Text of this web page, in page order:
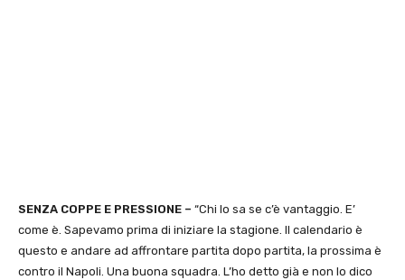
SENZA COPPE E PRESSIONE – “Chi lo sa se c’è vantaggio. E’
come è. Sapevamo prima di iniziare la stagione. Il calendario è
questo e andare ad affrontare partita dopo partita, la prossima è
contro il Napoli. Una buona squadra. L’ho detto già e non lo dico